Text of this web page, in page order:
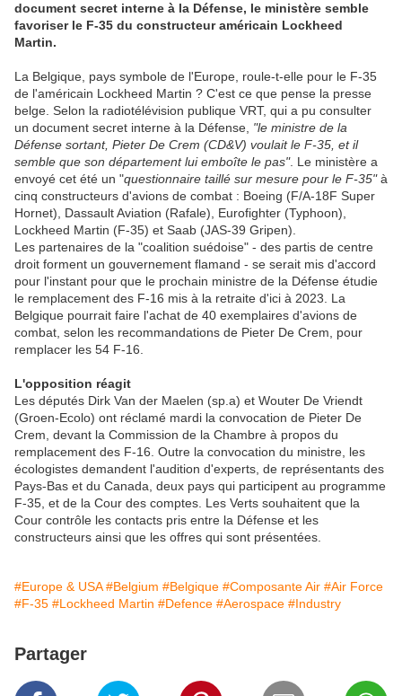
document secret interne à la Défense, le ministère semble
favoriser le F-35 du constructeur américain Lockheed
Martin.
La Belgique, pays symbole de l'Europe, roule-t-elle pour le F-35
de l'américain Lockheed Martin ? C'est ce que pense la presse
belge. Selon la radiotélévision publique VRT, qui a pu consulter
un document secret interne à la Défense, "le ministre de la
Défense sortant, Pieter De Crem (CD&V) voulait le F-35, et il
semble que son département lui emboîte le pas". Le ministère a
envoyé cet été un "questionnaire taillé sur mesure pour le F-35"à
cinq constructeurs d'avions de combat : Boeing (F/A-18F Super
Hornet), Dassault Aviation (Rafale), Eurofighter (Typhoon),
Lockheed Martin (F-35) et Saab (JAS-39 Gripen).
Les partenaires de la "coalition suédoise" - des partis de centre
droit forment un gouvernement flamand - se serait mis d'accord
pour l'instant pour que le prochain ministre de la Défense étudie
le remplacement des F-16 mis à la retraite d'ici à 2023. La
Belgique pourrait faire l'achat de 40 exemplaires d'avions de
combat, selon les recommandations de Pieter De Crem, pour
remplacer les 54 F-16.
L'opposition réagit
Les députés Dirk Van der Maelen (sp.a) et Wouter De Vriendt
(Groen-Ecolo) ont réclamé mardi la convocation de Pieter De
Crem, devant la Commission de la Chambre à propos du
remplacement des F-16. Outre la convocation du ministre, les
écologistes demandent l'audition d'experts, de représentants des
Pays-Bas et du Canada, deux pays qui participent au programme
F-35, et de la Cour des comptes. Les Verts souhaitent que la
Cour contrôle les contacts pris entre la Défense et les
constructeurs ainsi que les offres qui sont présentées.
#Europe & USA #Belgium #Belgique #Composante Air #Air Force
#F-35 #Lockheed Martin #Defence #Aerospace #Industry
Partager